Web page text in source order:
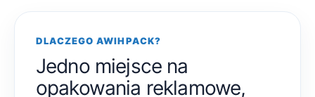
DLACZEGO AWIHPACK?
Jedno miejsce na
opakowania reklamowe,